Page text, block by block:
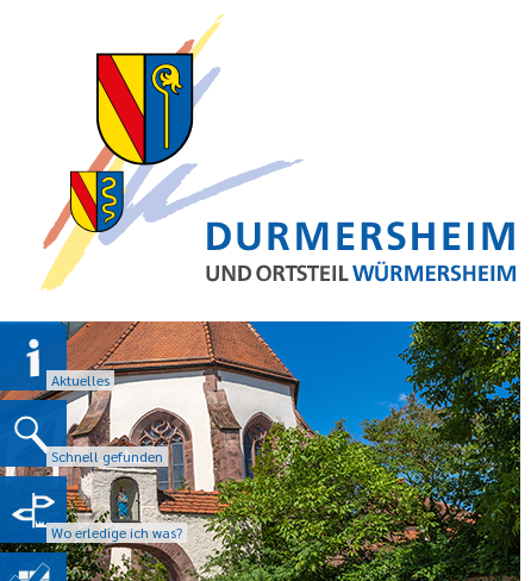
Aktuelles
Schnell gefunden
Wo erledige ich was?